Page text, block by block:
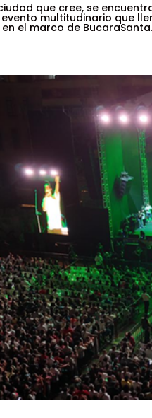
que cree, se
multitudinario que
el marco de